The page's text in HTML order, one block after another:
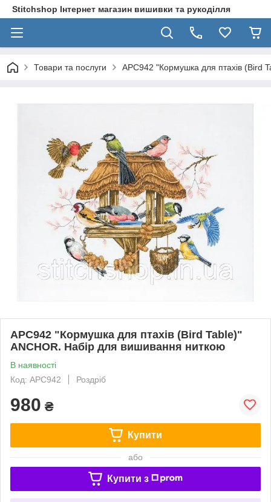
Stitchshop Інтернет магазин вишивки та рукоділля
Товари та послуги APC942 "Кормушка для птахів (Bird
APC942 "Кормушка для птахів (Bird Table)"
ANCHOR. Набір для вишивання ниткою
В наявності
Код: APC942
Роздріб
980 ₴
Купити
або
Купити з